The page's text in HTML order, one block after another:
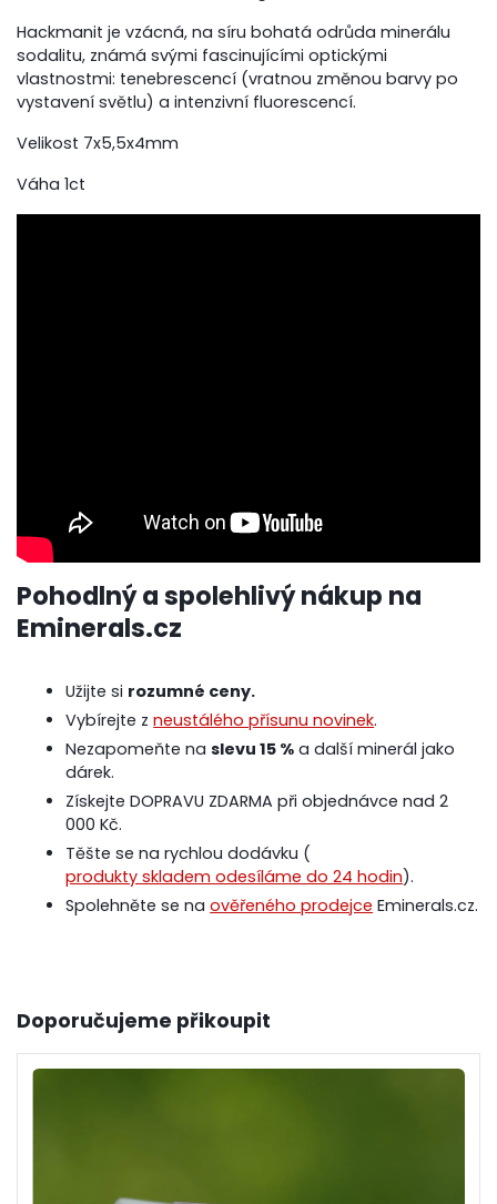
Hackmanit je vzácná, na síru bohatá odrůda minerálu
sodalitu, známá svými fascinujícími optickými
vlastnostmi: tenebrescencí (vratnou změnou barvy po
vystavení světlu) a intenzivní fluorescencí.
Velikost 7x5,5x4mm
Váha 1ct
Pohodlný a spolehlivý nákup na
Eminerals.cz
Užijte si rozumné ceny.
Vybírejte zneustálého přísunu novinek.
Nezapomeňte na slevu 15 % a další minerál jako
dárek.
Získejte DOPRAVU ZDARMA při objednávce nad 2
000 Kč.
Těšte se na rychlou dodávku (
produkty skladem odesíláme do 24 hodin).
Spolehněte se naověřeného prodejce Eminerals.cz.
Doporučujeme přikoupit